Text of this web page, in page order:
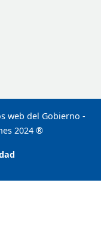
web del Gobierno -
2024 ®